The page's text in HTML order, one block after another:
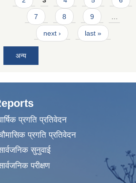
7 8 9
next › last »
अन्य
प्रगति प्रतिवेदन
प्रगति प्रतिवेदन
सुनुवाई
परीक्षण